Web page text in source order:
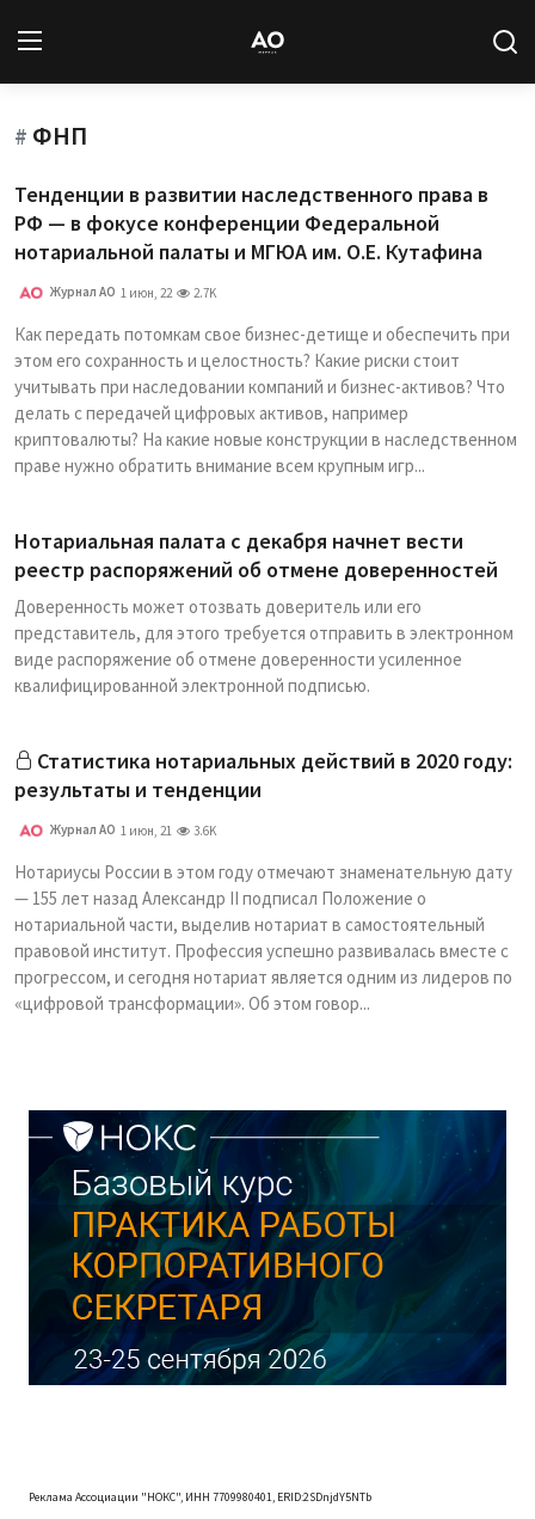
Вход
Новости
Статьи
Архив
База знаний
# ФНП
Тенденции в развитии наследственного права в
РФ — в фокусе конференции Федеральной
нотариальной палаты и МГЮА им. О.Е. Кутафина
Журнал АО 1 июн, 22 2.7K
Как передать потомкам свое бизнес-детище и обеспечить при
этом его сохранность и целостность? Какие риски стоит
учитывать при наследовании компаний и бизнес-активов? Что
делать с передачей цифровых активов, например
криптовалюты? На какие новые конструкции в наследственном
праве нужно обратить внимание всем крупным игр...
Нотариальная палата с декабря начнет вести
реестр распоряжений об отмене доверенностей
Доверенность может отозвать доверитель или его
представитель, для этого требуется отправить в электронном
виде распоряжение об отмене доверенности усиленное
квалифицированной электронной подписью.
Статистика нотариальных действий в 2020 году:
результаты и тенденции
Журнал АО 1 июн, 21 3.6K
Нотариусы России в этом году отмечают знаменательную дату
— 155 лет назад Александр II подписал Положение о
нотариальной части, выделив нотариат в самостоятельный
правовой институт. Профессия успешно развивалась вместе с
прогрессом, и сегодня нотариат является одним из лидеров по
«цифровой трансформации». Об этом говор...
Реклама Ассоциации "НОКС", ИНН 7709980401, ERID:2SDnjdY5NTb